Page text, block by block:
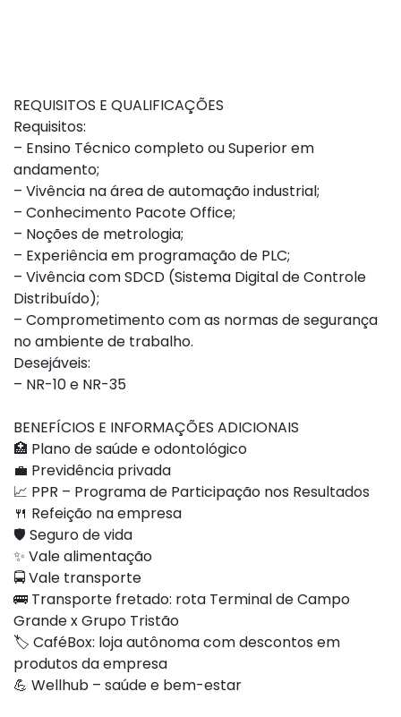
REQUISITOS E QUALIFICAÇÕES
Requisitos:
– Ensino Técnico completo ou Superior em
andamento;
– Vivência na área de automação industrial;
– Conhecimento Pacote Office;
– Noções de metrologia;
– Experiência em programação de PLC;
– Vivência com SDCD (Sistema Digital de Controle
Distribuído);
– Comprometimento com as normas de segurança
no ambiente de trabalho.
Desejáveis:
– NR-10 e NR-35
BENEFÍCIOS E INFORMAÇÕES ADICIONAIS
🏥 Plano de saúde e odontológico
💼 Previdência privada
📈 PPR – Programa de Participação nos Resultados
🍴 Refeição na empresa
🛡️ Seguro de vida
✨ Vale alimentação
🚍 Vale transporte
🚌 Transporte fretado: rota Terminal de Campo
Grande x Grupo Tristão
🏷️ CaféBox: loja autônoma com descontos em
produtos da empresa
💪 Wellhub – saúde e bem-estar